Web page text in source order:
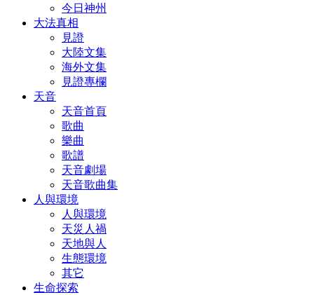
今日神州
大法真相
見證
大陸文集
海外文集
見證專欄
天音
天音首頁
歌曲
樂曲
歌譜
天音劇場
天音歌曲集
人與環境
人與環境
天災人禍
天地與人
生態環境
其它
生命探索